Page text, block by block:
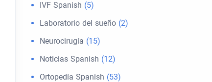
IVF Spanish (5)
Laboratorio del sueño (2)
Neurocirugía (15)
Noticias Spanish (12)
Ortopedía Spanish (53)